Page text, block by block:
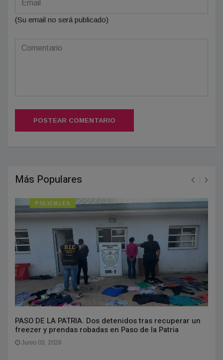
(Su email no será publicado)
POSTEAR COMENTARIO
Más Populares
POLICIALES
PASO DE LA PATRIA. Dos detenidos tras recuperar un
freezer y prendas robadas en Paso de la Patria
Junio 03, 2026